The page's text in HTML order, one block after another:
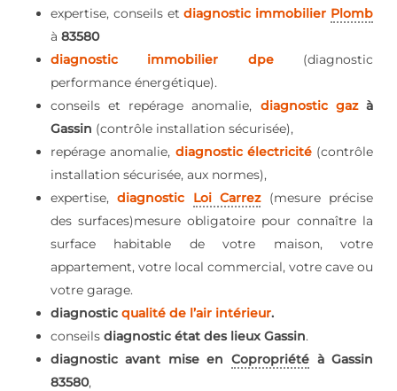
expertise, conseils etdiagnostic immobilier Plomb
à 83580
diagnostic immobilier dpe(diagnostic
performance énergétique).
conseils et repérage anomalie, diagnostic gazà
Gassin (contrôle installation sécurisée),
repérage anomalie, diagnostic électricité (contrôle
installation sécurisée, aux normes),
expertise,diagnostic Loi Carrez (mesure précise
des surfaces)mesure obligatoire pour connaître la
surface habitable de votre maison, votre
appartement, votre local commercial, votre cave ou
votre garage.
diagnostic qualité de l’air intérieur.
conseils diagnostic état des lieux Gassin.
diagnostic avant mise enCopropriété à Gassin
83580,